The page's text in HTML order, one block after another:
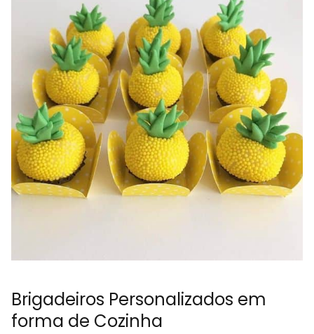
Brigadeiros Personalizados em
forma de Cozinha